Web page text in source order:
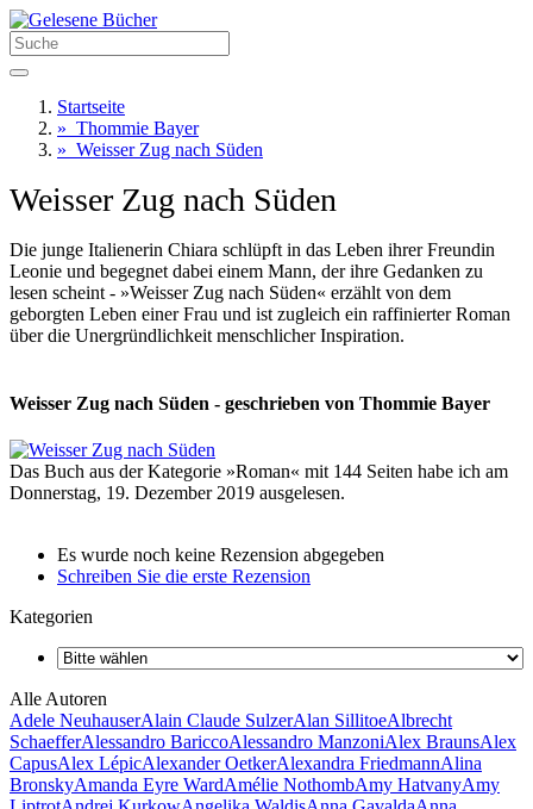
Startseite
» Thommie Bayer
» Weisser Zug nach Süden
Weisser Zug nach Süden
Die junge Italienerin Chiara schlüpft in das Leben ihrer Freundin
Leonie und begegnet dabei einem Mann, der ihre Gedanken zu
lesen scheint - »Weisser Zug nach Süden« erzählt von dem
geborgten Leben einer Frau und ist zugleich ein raffinierter Roman
über die Unergründlichkeit menschlicher Inspiration.
Weisser Zug nach Süden - geschrieben von Thommie Bayer
Das Buch aus der Kategorie »Roman« mit 144 Seiten habe ich am
Donnerstag, 19. Dezember 2019 ausgelesen.
Es wurde noch keine Rezension abgegeben
Schreiben Sie die erste Rezension
Kategorien
Alle Autoren
Adele NeuhauserAlain Claude SulzerAlan SillitoeAlbrecht
SchaefferAlessandro BariccoAlessandro ManzoniAlex BraunsAlex
CapusAlex LépicAlexander OetkerAlexandra FriedmannAlina
BronskyAmanda Eyre WardAmélie NothombAmy HatvanyAmy